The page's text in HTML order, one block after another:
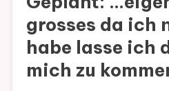
grosses da ich
habe lasse ich
mich zu